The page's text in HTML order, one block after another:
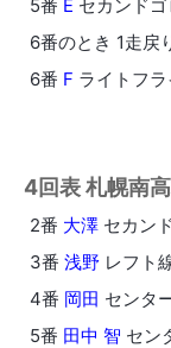
5番 E セカンド
6番のとき 1走戻
6番 F ライトフ
4回表 札幌南
2番 大澤 セカン
3番 浅野 レフト
4番 岡田 センタ
5番 田中 智 セン